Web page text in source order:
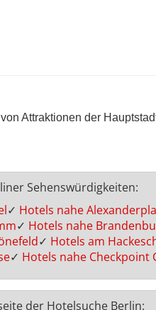
Attraktionen der
Sehenswürdigkeiten:
✓ Hotels nahe
✓ Hotels nahe
✓ Hotels am
✓ Hotels nahe Checkpoint
der Hotelsuche Berlin: